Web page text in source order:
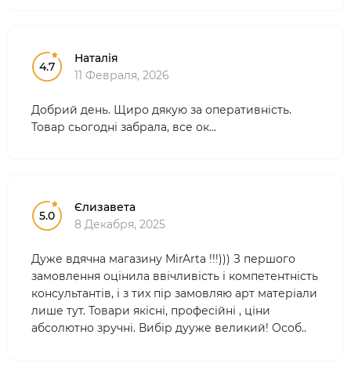
4.7
Наталія
11 Февраля, 2026
Добрий день. Щиро дякую за оперативність.
Товар сьогодні забрала, все ок...
5.0
Єлизавета
8 Декабря, 2025
Дуже вдячна магазину MirArta !!!))) З першого
замовлення оцінила ввічливість і компетентність
консультантів, і з тих пір замовляю арт матеріали
лише тут. Товари якісні, професійні , ціни
абсолютно зручні. Вибір дууже великий! Особ..